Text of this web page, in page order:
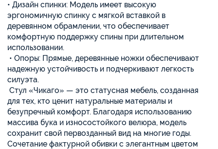
• Дизайн спинки: Модель имеет высокую
эргономичную спинку с мягкой вставкой в
деревянном обрамлении, что обеспечивает
комфортную поддержку спины при длительном
использовании.
• Опоры: Прямые, деревянные ножки обеспечивают
надежную устойчивость и подчеркивают легкость
силуэта.
Стул «Чикаго» — это статусная мебель, созданная
для тех, кто ценит натуральные материалы и
безупречный комфорт. Благодаря использованию
массива бука и износостойкого велюра, модель
сохранит свой первозданный вид на многие годы.
Сочетание фактурной обивки с элегантным цветом